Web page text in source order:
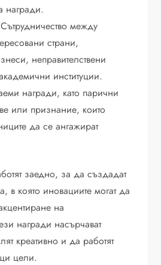
награди.
Сътрудничество между
страни,
неправителствени
институции.
награди, като парични
или признание, които
да се ангажират
заедно, за да създадат
в която иновациите могат да
на
награди насърчават
креативно и да работят
цели.